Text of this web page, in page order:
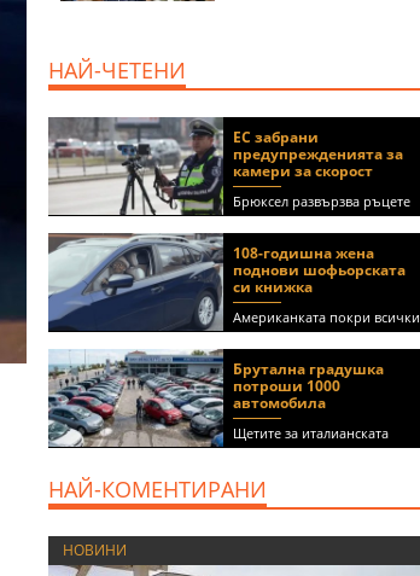
НАЙ-ЧЕТЕНИ
ЕС забрани
предупрежденията за
камери за скорост
Брюксел развързва ръцете
на правителствата за
приложения като Waze и
Google Maps
108-годишна жена
поднови шофьорската
си книжка
Американката покри всички
медицински изисквания, за
(ВИДЕО)
Брутална градушка
потроши 1000
автомобила
Щетите за италианската
автокъща се оценяват на 5
НАЙ-КОМЕНТИРАНИ
НОВИНИ